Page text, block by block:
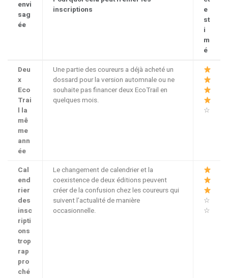
envi
sag
ée
inscriptions
e
st
i
m
é
Deu
x
Eco
Trai
l la
mê
me
ann
ée
Une partie des coureurs a déjà acheté un
dossard pour la version automnale ou ne
souhaite pas financer deux EcoTrail en
quelques mois.
☆
Cal
end
rier
des
insc
ripti
ons
trop
rap
pro
ché
Le changement de calendrier et la
coexistence de deux éditions peuvent
créer de la confusion chez les coureurs qui
suivent l’actualité de manière
occasionnelle.
☆
☆